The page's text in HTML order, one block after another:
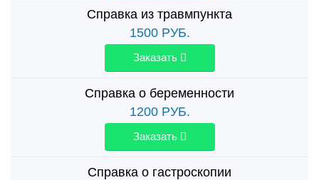
Справка из травмпункта
1500РУБ.
Заказать
Справка о беременности
1200РУБ.
Заказать
Справка о гастроскопии